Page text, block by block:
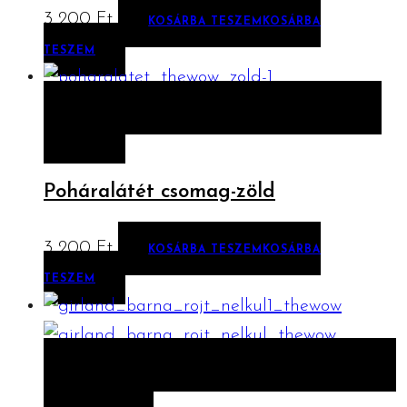
3 200Ft KOSÁRBA TESZEM KOSÁRBA
TESZEM
Poháralátét csomag-zöld
3 200Ft KOSÁRBA TESZEM KOSÁRBA
TESZEM